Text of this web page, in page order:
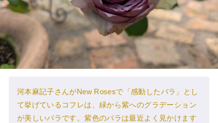
河本麻記子さんがNew Rosesで「感動したバラ」とし
て挙げているコフレは、緑から紫へのグラデーション
が美しいバラです。紫色のバラは最近よく見かけます